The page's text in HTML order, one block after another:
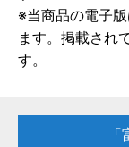
※当商品の電子
ます。掲載され
す。